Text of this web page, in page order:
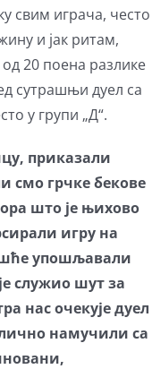
свим играча, често
и јак ритам,
20 поена разлике
сутрашњи дуел са
у групи „Д“.
приказали
смо грчке бекове
што је њихово
игру на
упошљавали
служио шут за
нас очекује дуел
намучили са